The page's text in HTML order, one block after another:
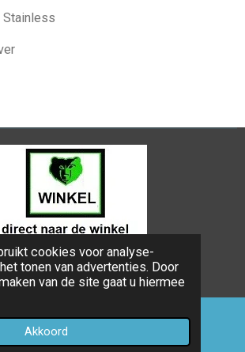
cookies voor analyse-
tonen van advertenties. Door
van de site gaat u hiermee
Akkoord
Stainless
Apeldoorn
Telefoonnummer